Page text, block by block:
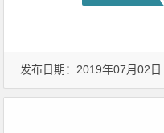
发布日期：2019年07月02